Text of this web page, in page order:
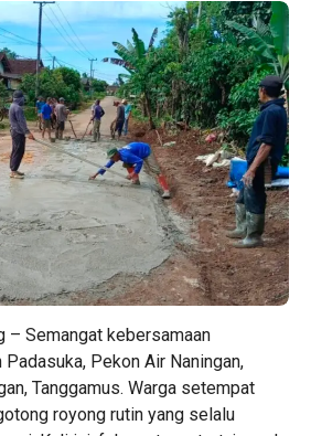
– Semangat kebersamaan
Pekon Air Naningan,
Tanggamus. Warga setempat
royong rutin yang selalu